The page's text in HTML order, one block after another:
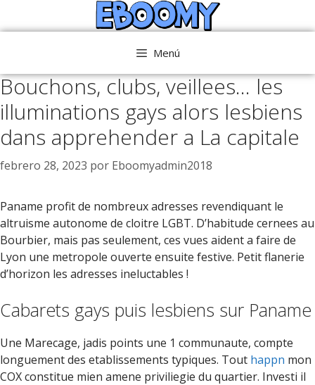
al
Menú
Bouchons, clubs, veillees… les
illuminations gays alors lesbiens
dans apprehender a La capitale
febrero 28, 2023 por Eboomyadmin2018
Paname profit de nombreux adresses revendiquant le
altruisme autonome de cloitre LGBT. D’habitude cernees au
Bourbier, mais pas seulement, ces vues aident a faire de
Lyon une metropole ouverte ensuite festive. Petit flanerie
d’horizon les adresses ineluctables !
Cabarets gays puis lesbiens sur Paname
Une Marecage, jadis points une 1 communaute, compte
longuement des etablissements typiques. Tout happn mon
COX constitue mien amene priviliegie du quartier. Investi il